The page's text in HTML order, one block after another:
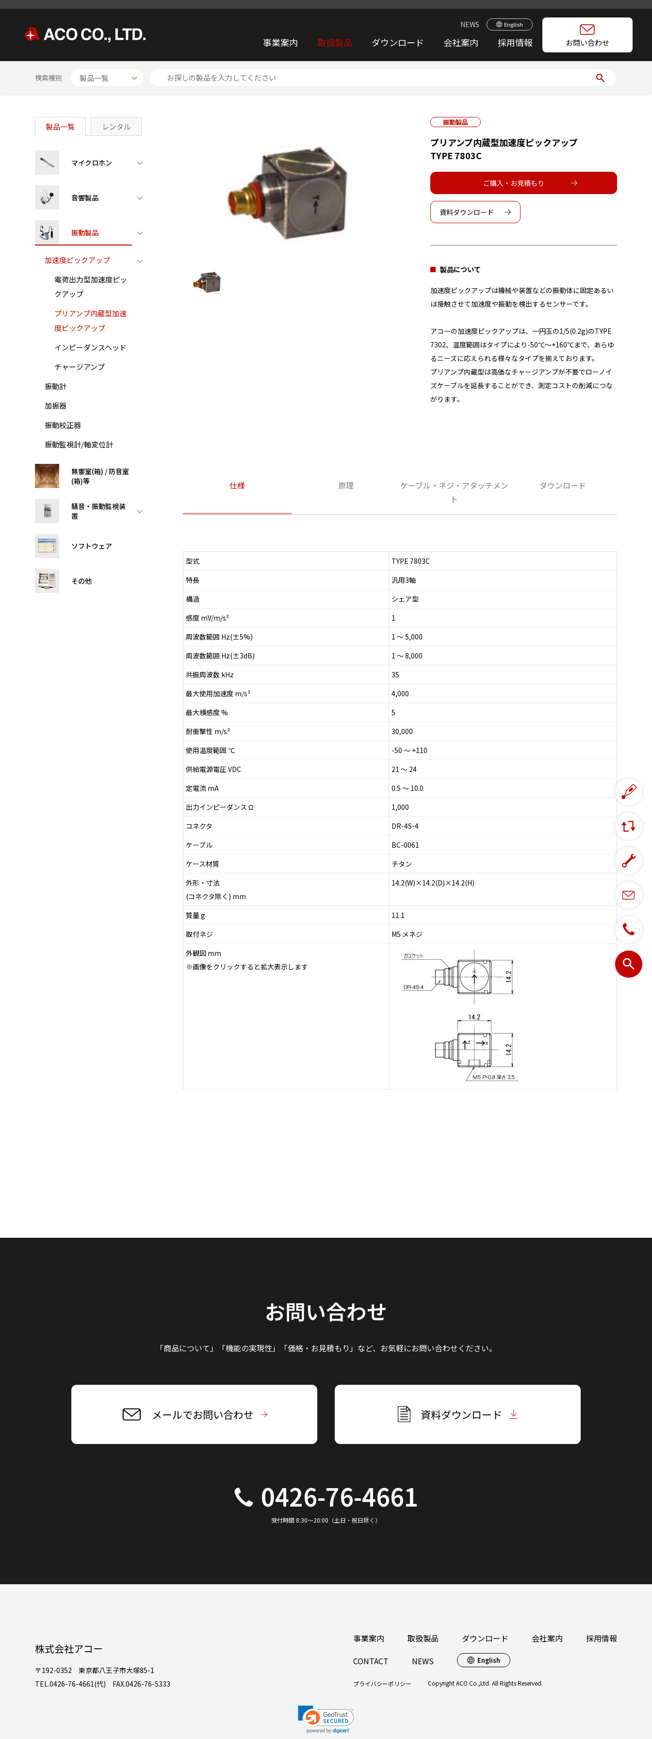
NEWS English
事業案内 取扱製品 ダウンロード 会社案内 採用情報 お問い合わせ
検索種別
HOME 製品一覧 プリアンプ内蔵型加速度ピックアップ プリアンプ内蔵型加速度ピックアップ TYPE 7803C
製品一覧 レンタル
マイクロホン
音響製品
振動製品
加速度ピックアップ
電荷出力型加速度ピッ
クアップ
プリアンプ内蔵型加速
度ピックアップ
インピーダンスヘッド
チャージアンプ
振動計
加振器
振動校正器
振動監視計/軸変位計
無響室(箱) / 防音室
(箱)等
騒音・振動監視装
置
ソフトウェア
その他
振動製品
プリアンプ内蔵型加速度ピックアップ
TYPE 7803C
ご購入・お見積もり
資料ダウンロード
製品について
加速度ピックアップは機械や装置などの振動体に固定あるい
は接触させて加速度や振動を検出するセンサーです。
アコーの加速度ピックアップは、一円玉の1/5(0.2g)のTYPE
7302、温度範囲はタイプにより-50℃～+160℃まで、あらゆ
るニーズに応えられる様々なタイプを揃えております。
プリアンプ内蔵型は高価なチャージアンプが不要でローノイ
ズケーブルを延長することができ、測定コストの削減につな
がります。
仕様 原理
ケーブル・ネジ・アタッチメン
ト
ダウンロード
型式
TYPE 7803C
特長
汎用3軸
構造
シェア型
感度 mV/m/s²
1
周波数範囲 Hz(±5%)
1 ～ 5,000
周波数範囲 Hz(±3dB)
1 ～ 8,000
共振周波数 kHz
35
最大使用加速度 m/s²
4,000
最大横感度 %
5
耐衝撃性 m/s²
30,000
使用温度範囲 ℃
-50 ～ +110
供給電源電圧 VDC
21 ～ 24
定電流 mA
0.5 ～ 10.0
出力インピーダンス Ω
1,000
コネクタ
DR-4S-4
ケーブル
BC-0061
ケース材質
チタン
外形・寸法
(コネクタ除く) mm
14.2(W)×14.2(D)×14.2(H)
質量 g
11.1
取付ネジ
M5 メネジ
外観図 mm
※画像をクリックすると拡大表示します
お問い合わせ
「商品について」「機能の実現性」 「価格・お見積もり」など、 お気軽にお問い合わせください。
メールでお問い合わせ 資料ダウンロード
0426-76-4661
受付時間 8:30～20:00（土日・祝日除く）
株式会社アコー
〒192-0352 東京都八王子市大塚85-1
TEL.0426-76-4661(代) FAX.0426-76-5333
事業案内 取扱製品 ダウンロード 会社案内
採用情報
CONTACT
NEWS English
プライバシーポリシー Copyright ACO Co.,Ltd. All Rights Reserved.